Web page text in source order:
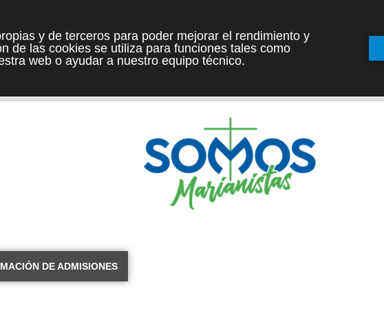
INICIO
DE ADMISIONES
y de terceros para poder mejorar el rendimiento y
de las cookies se utiliza para funciones tales como
web o ayudar a nuestro equipo técnico.